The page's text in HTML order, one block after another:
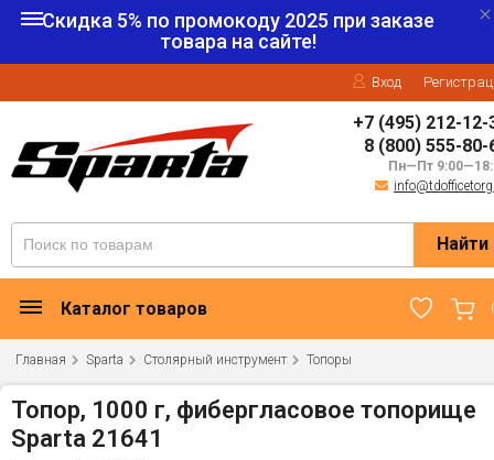
Скидка 5% по промокоду 2025 при заказе
товара на сайте!
Вход
+7 (495) 212-12-
8 (800) 555-80-
Пн—Пт
Найти
Каталог товаров
Главная Sparta Столярный инструмент Топоры
Топор, 1000 г, фибергласовое топорище
Sparta 21641